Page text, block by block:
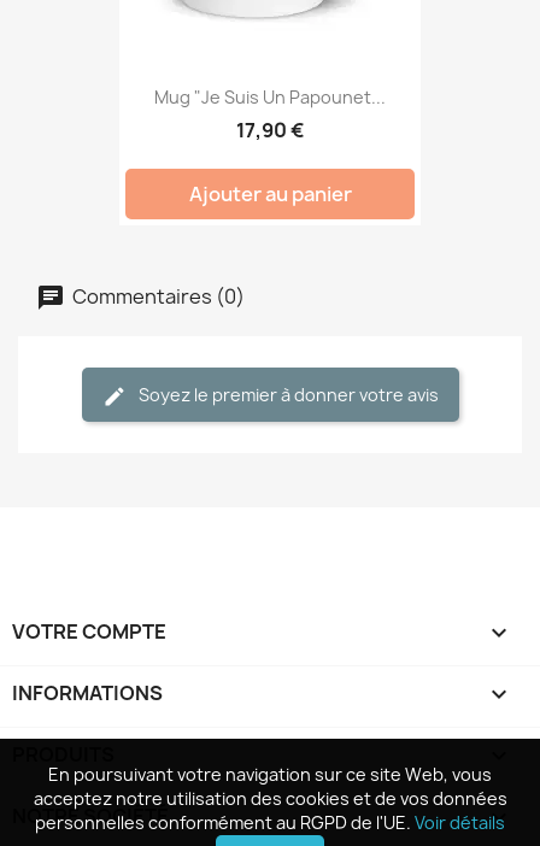
En poursuivant votre navigation sur ce site Web, vous
acceptez notre utilisation des cookies et de vos données
personnelles conformément au RGPD de l'UE. Voir détails
Mug "Je Suis Un Papounet...
17,90 €
Ajouter au panier
Commentaires (0)
Soyez le premier à donner votre avis
VOTRE COMPTE 
INFORMATIONS keyboard_arrow_down
NOTRE SOCIÉTÉ 
En poursuivant votre navigation sur ce site Web, vous
acceptez notre utilisation des cookies et de vos données
personnelles conformément au RGPD de l'UE. Voir détails